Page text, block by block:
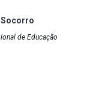
Socorro
de Educação